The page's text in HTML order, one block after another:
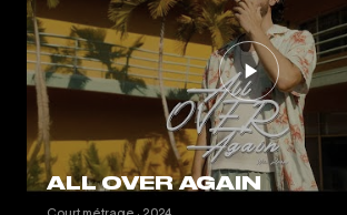
ALL OVER AGAIN